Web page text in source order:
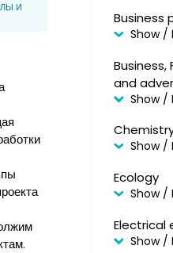
И
Business
Show /
and
Show /
Show /
Ecology
Show /
Electrical
Show /